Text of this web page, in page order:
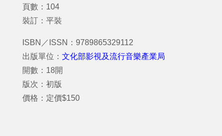
頁數：104
裝訂：平裝
ISBN／ISSN：9789865329112
出版單位： 文化部影視及流行音樂產業局
開數：18開
版次：初版
價格：定價$150